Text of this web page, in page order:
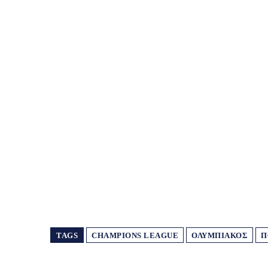
TAGS CHAMPIONS LEAGUE ΟΛΥΜΠΙΑΚΌΣ